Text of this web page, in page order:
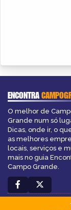
ENCONTRA
O melhor de
Grande num só
Dicas, onde ir, o
as melhores
locais, serviços e
mais no guia
Campo Grande.